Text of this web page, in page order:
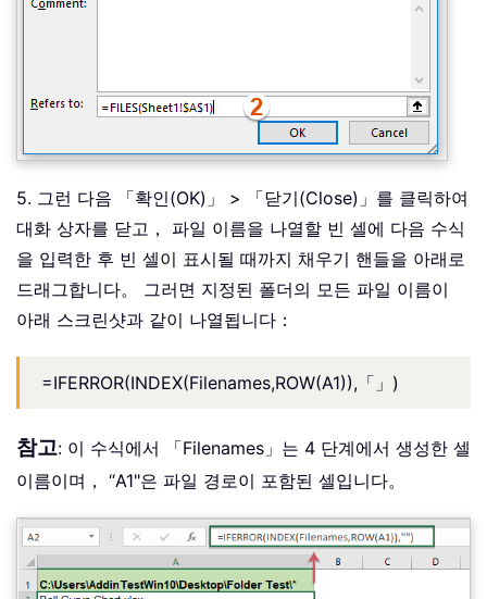
5. 그런 다음 「확인(OK)」 > 「닫기(Close)」를 클릭하여
대화 상자를 닫고， 파일 이름을 나열할 빈 셀에 다음 수식
을 입력한 후 빈 셀이 표시될 때까지 채우기 핸들을 아래로
드래그합니다。 그러면 지정된 폴더의 모든 파일 이름이
아래 스크린샷과 같이 나열됩니다：
=IFERROR(INDEX(Filenames,ROW(A1)),「」)
참고: 이 수식에서 「Filenames」는 4 단계에서 생성한 셀
이름이며， “A1"은 파일 경로이 포함된 셀입니다。